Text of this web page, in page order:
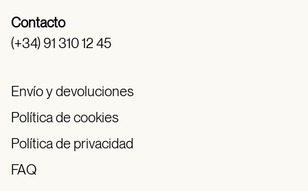
Contacto
(+34) 91 310 12 45
Envío y devoluciones
Política de cookies
Política de privacidad
FAQ